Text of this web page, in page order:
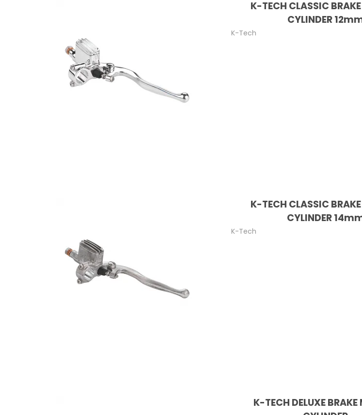
K-TECH CLASSIC
CYLINDER
K-Tech
K-TECH CLASSIC
CYLINDER
K-Tech
K-TECH DELUXE BRAKE